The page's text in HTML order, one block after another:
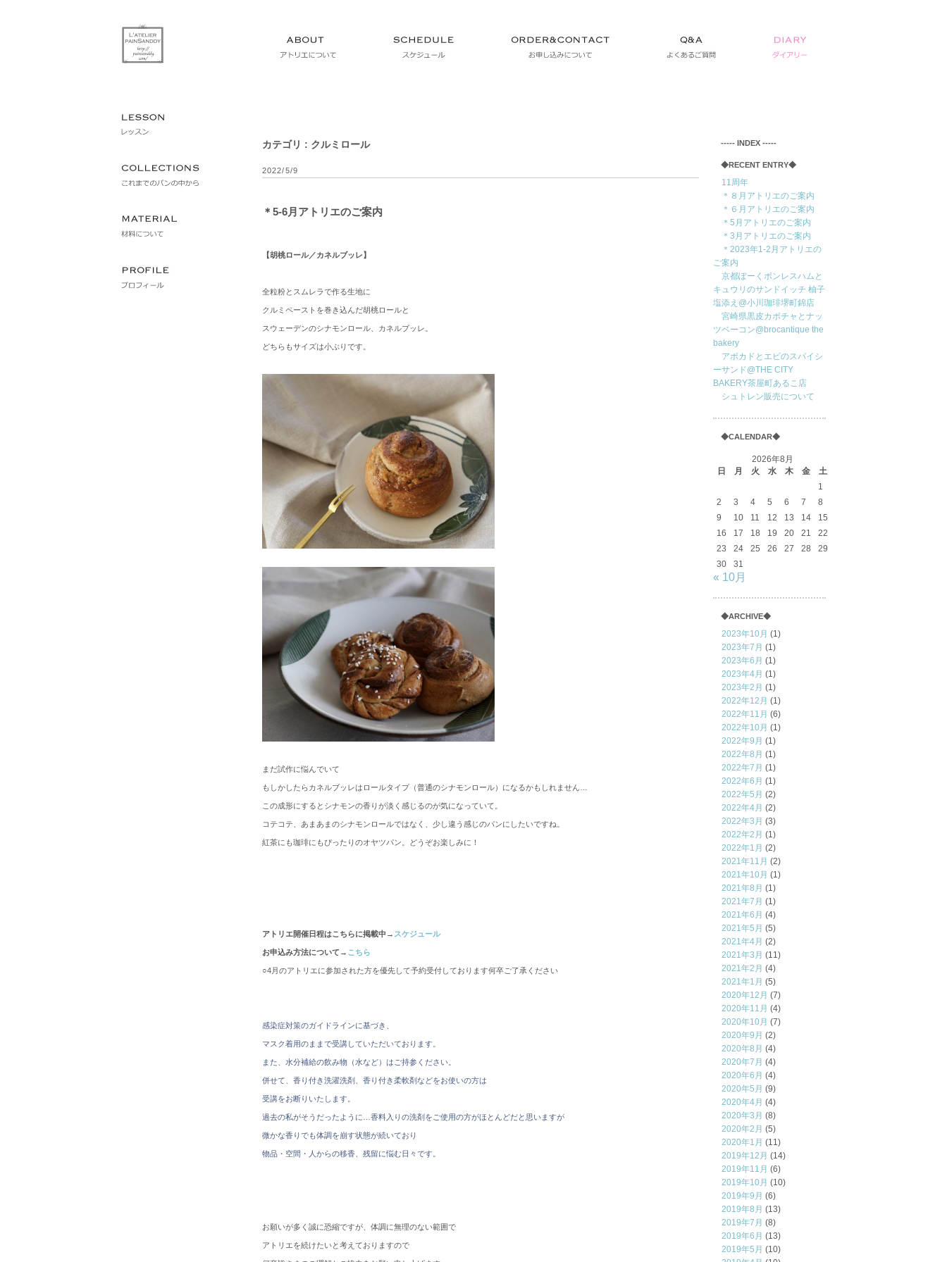
カテゴリ : クルミロール
2022/5/9
＊5-6月アトリエのご案内
【胡桃ロール／カネルブッレ】
全粒粉とスムレラで作る生地に
クルミペーストを巻き込んだ胡桃ロールと
スウェーデンのシナモンロール、カネルブッレ。
どちらもサイズは小ぶりです。
まだ試作に悩んでいて
もしかしたらカネルブッレはロールタイプ（普通のシナモンロール）になるかもしれません…
この成形にするとシナモンの香りが淡く感じるのが気になっていて。
コテコテ、あまあまのシナモンロールではなく、少し違う感じのパンにしたいですね。
紅茶にも珈琲にもぴったりのオヤツパン。どうぞお楽しみに！
アトリエ開催日程はこちらに掲載中→ スケジュール
お申込み方法について→ こちら
○4月のアトリエに参加された方を優先して予約受付しております何卒ご了承ください
感染症対策のガイドラインに基づき、
マスク着用のままで受講していただいております。
また、水分補給の飲み物（水など）はご持参ください。
併せて、香り付き洗濯洗剤、香り付き柔軟剤などをお使いの方は
受講をお断りいたします。
過去の私がそうだったように…香料入りの洗剤をご使用の方がほとんどだと思いますが
微かな香りでも体調を崩す状態が続いており
物品・空間・人からの移香、残留に悩む日々です。
お願いが多く誠に恐縮ですが、体調に無理のない範囲で
アトリエを続けたいと考えておりますので
‐‐‐‐‐ INDEX ‐‐‐‐‐
◆RECENT ENTRY◆
11周年
＊８月アトリエのご案内
＊６月アトリエのご案内
＊5月アトリエのご案内
＊3月アトリエのご案内
＊2023年1-2月アトリエの
ご案内
京都ぽーくボンレスハムと
キュウリのサンドイッチ 柚子
塩添え@小川珈琲堺町錦店
宮崎県黒皮カボチャとナッ
ツベーコン@brocantique the
bakery
アボカドとエビのスパイシ
ーサンド@THE CITY
BAKERY茶屋町あるこ店
シュトレン販売について
◆CALENDAR◆
2026年8月
日
月 火 水 木 金
土
1
2
3 4 5 6 7
8
9
10 11 12 13 14
15
16
17 18 19 20 21
22
23
24 25 26 27 28
29
30
31
« 10月
◆ARCHIVE◆
2023年10月 (1)
2023年7月 (1)
2023年6月 (1)
2023年4月 (1)
2023年2月 (1)
2022年12月 (1)
2022年11月 (6)
2022年10月 (1)
2022年9月 (1)
2022年8月 (1)
2022年7月 (1)
2022年6月 (1)
2022年5月 (2)
2022年4月 (2)
2022年3月 (3)
2022年2月 (1)
2022年1月 (2)
2021年11月 (2)
2021年10月 (1)
2021年8月 (1)
2021年7月 (1)
2021年6月 (4)
2021年5月 (5)
2021年4月 (2)
2021年3月 (11)
2021年2月 (4)
2021年1月 (5)
2020年12月 (7)
2020年11月 (4)
2020年10月 (7)
2020年9月 (2)
2020年8月 (4)
2020年7月 (4)
2020年6月 (4)
2020年5月 (9)
2020年4月 (4)
2020年3月 (8)
2020年2月 (5)
2020年1月 (11)
2019年12月 (14)
2019年11月 (6)
2019年10月 (10)
2019年9月 (6)
2019年8月 (13)
2019年7月 (8)
2019年6月 (13)
2019年5月 (10)